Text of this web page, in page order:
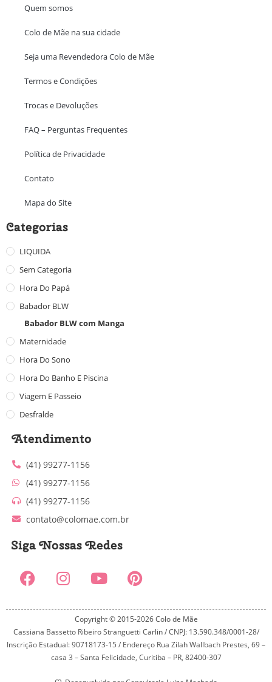
Quem somos
Colo de Mãe na sua cidade
Seja uma Revendedora Colo de Mãe
Termos e Condições
Trocas e Devoluções
FAQ – Perguntas Frequentes
Política de Privacidade
Contato
Mapa do Site
Categorias
LIQUIDA
Sem Categoria
Hora Do Papá
Babador BLW
Babador BLW com Manga
Maternidade
Hora Do Sono
Hora Do Banho E Piscina
Viagem E Passeio
Desfralde
Atendimento
(41) 99277-1156
(41) 99277-1156
(41) 99277-1156
contato@colomae.com.br
Siga Nossas Redes
Copyright © 2015-2026 Colo de Mãe
Cassiana Bassetto Ribeiro Stranguetti Carlin / CNPJ: 13.590.348/0001-28/
Inscrição Estadual: 90718173-15 / Endereço Rua Zilah Wallbach Prestes, 69 –
casa 3 – Santa Felicidade, Curitiba – PR, 82400-307